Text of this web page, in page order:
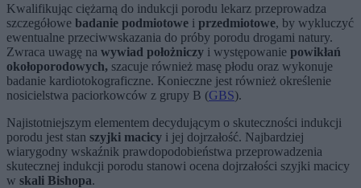
Kwalifikując ciężarną do indukcji porodu lekarz przeprowadza
szczegółowe badanie podmiotowe i przedmiotowe, by wykluczyć
ewentualne przeciwwskazania do próby porodu drogami natury.
Zwraca uwagę na wywiad położniczy i występowanie powikłań
okołoporodowych, szacuje również masę płodu oraz wykonuje
badanie kardiotokograficzne. Konieczne jest również określenie
nosicielstwa paciorkowców z grupy B (GBS).
Najistotniejszym elementem decydującym o skuteczności indukcji
porodu jest stan szyjki macicy i jej dojrzałość. Najbardziej
wiarygodny wskaźnik prawdopodobieństwa przeprowadzenia
skutecznej indukcji porodu stanowi ocena dojrzałości szyjki macicy
w skali Bishopa.